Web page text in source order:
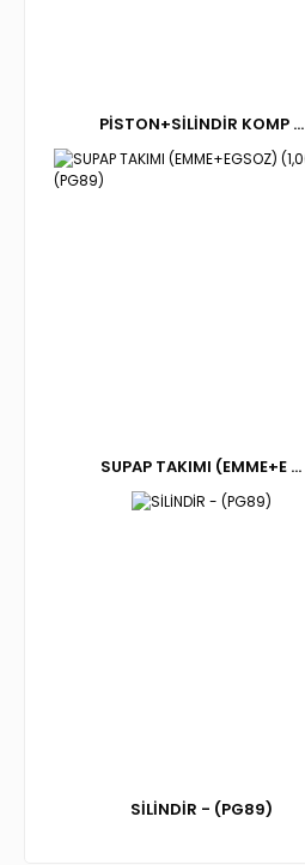
PİSTON+SİLİNDİR KOMP ...
SUPAP TAKIMI (EMME+E ...
SİLİNDİR - (PG89)